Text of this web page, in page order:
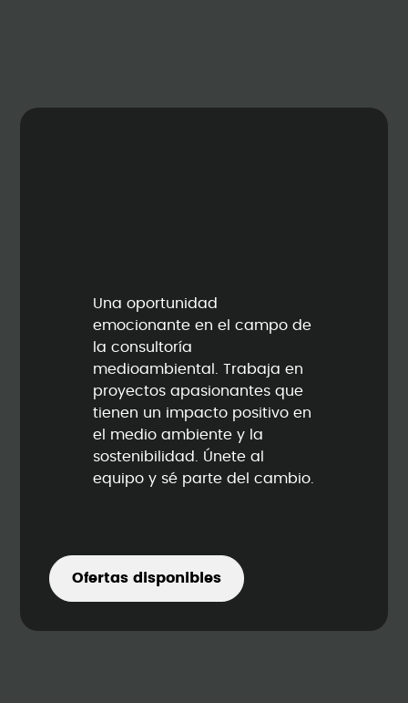
Una oportunidad
emocionante en el campo de
la consultoría
medioambiental. Trabaja en
proyectos apasionantes que
tienen un impacto positivo en
el medio ambiente y la
sostenibilidad. Únete al
equipo y sé parte del cambio.
Ofertas disponibles